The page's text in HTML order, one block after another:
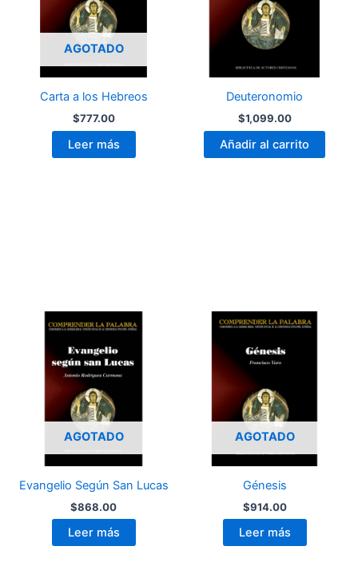
AGOTADO
Carta a los Hebreos
$777.00
Leer más
Deuteronomio
$1,099.00
Añadir al carrito
AGOTADO
Evangelio Según San Lucas
$868.00
Leer más
AGOTADO
Génesis
$914.00
Leer más